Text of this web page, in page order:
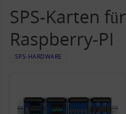
SPS-Karten für
Raspberry-PI
SPS-HARDWARE